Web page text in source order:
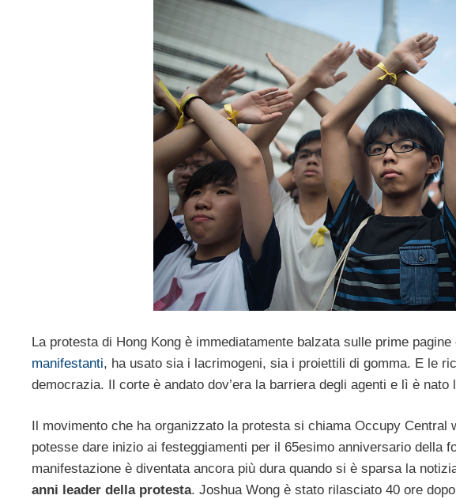
La protesta di Hong Kong è immediatamente balzata sulle prime
manifestanti, ha usato sia i lacrimogeni, sia i proiettili di gomma. E le
democrazia. Il corte è andato dov’era la barriera degli agenti e lì è nato
Il movimento che ha organizzato la protesta si chiama Occupy
potesse dare inizio ai festeggiamenti per il 65esimo anniversario della
manifestazione è diventata ancora più dura quando si è sparsa la
anni leader della protesta. Joshua Wong è stato rilasciato 40 ore